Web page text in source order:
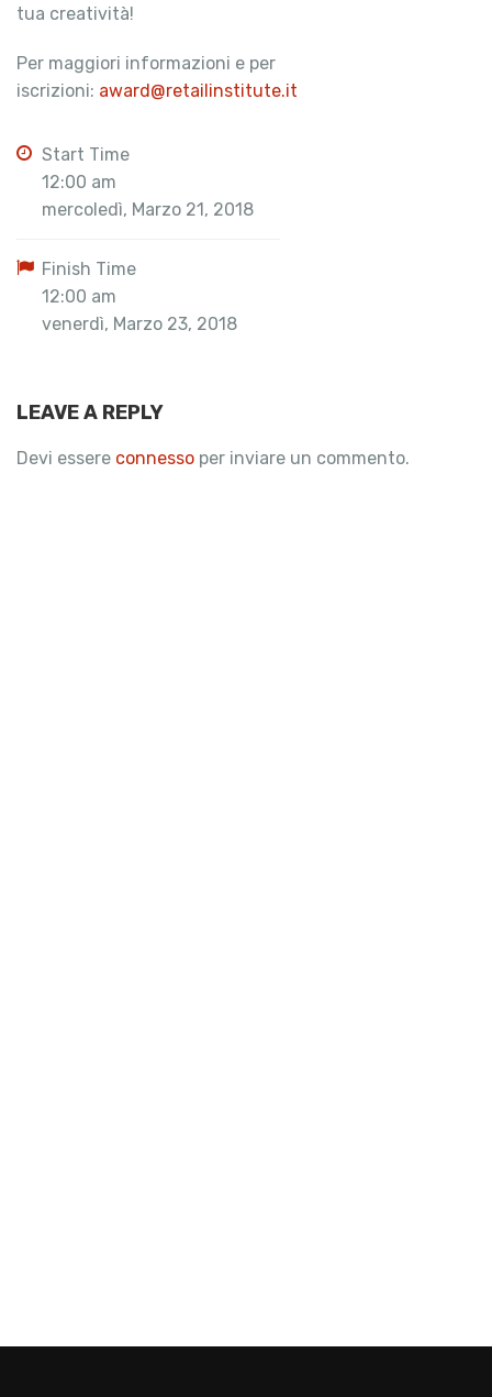
tua creatività!
Per maggiori informazioni e per
iscrizioni: award@retailinstitute.it
Start Time
12:00 am
mercoledì, Marzo 21, 2018
Finish Time
12:00 am
venerdì, Marzo 23, 2018
LEAVE A REPLY
Devi essere connesso per inviare un commento.